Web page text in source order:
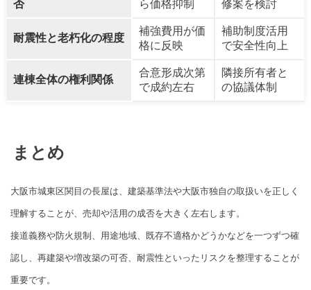
否
ら価格抑制
修案を検討
耐震性と老朽化の程度
補強費用が価
格に反映
補助制度活用
で安全性向上
連棟全体の権利関係
合意形成次第
で成約左右
隣接所有者と
の協議体制
まとめ
大阪市城東区関目の長屋は、建築基準法や大阪市独自の取扱いを正しく
理解することが、売却や活用の成否を大きく左右します。
接道義務や防火規制、用途地域、既存不適格かどうかなどを一つずつ確
認し、再建築や増改築の可否、耐震性といったリスクを整理することが
重要です。